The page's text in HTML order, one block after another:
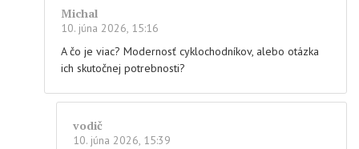
Michal
10. júna 2026, 15:16
A čo je viac? Modernosť cyklochodníkov, alebo otázka
ich skutočnej potrebnosti?
vodič
10. júna 2026, 15:39